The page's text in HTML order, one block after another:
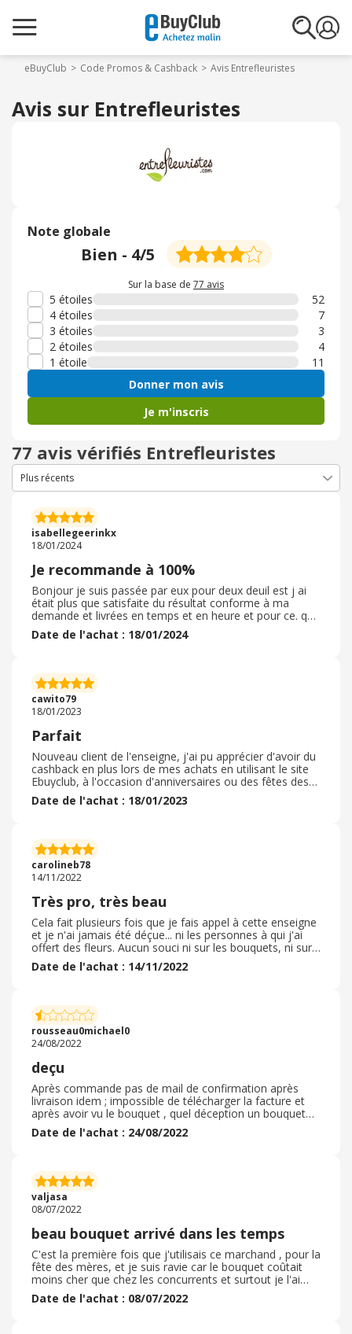
eBuyClub Code Promos & Cashback Avis Entrefleuristes
Avis sur Entrefleuristes
Note globale
Bien - 4/5
Sur la base de 77 avis
5 étoiles
52
4 étoiles
7
3 étoiles
3
2 étoiles
4
1 étoile
11
Donner mon avis
Je m'inscris
77 avis vérifiés Entrefleuristes
isabellegeerinkx
18/01/2024
Je recommande à 100%
Bonjour je suis passée par eux pour deux deuil est j ai
était plus que satisfaite du résultat conforme à ma
demande et livrées en temps et en heure et pour ce. qui
est du tarif il y a pour tout les. budgets j ai d'ailleurs
repassée une commande pour une autre occasion et
livraison se fait rapidement je n hesiterait pas à refaire
appel à leurs service Car il sont très competant dans
leurs proposition
Date de l'achat : 18/01/2024
cawito79
18/01/2023
Parfait
Nouveau client de l'enseigne, j'ai pu apprécier d'avoir du
cashback en plus lors de mes achats en utilisant le site
Ebuyclub, à l'occasion d'anniversaires ou des fêtes des
Mère et Grand-Mère. Le rapport qualité / prix y est
intéressant au gré des promotions couplées au
soigné et livraison dans le délai annoncé. Le suivi de
livraison par email est également correct ce qui rassure
l'utilisateur que je suis. Je n'ai jamais eu l'occasion de
contacter le SAV donc je suis un client satisfait de la
marque.
Date de l'achat : 18/01/2023
carolineb78
14/11/2022
Très pro, très beau
Cela fait plusieurs fois que je fais appel à cette enseigne
et je n'ai jamais été déçue... ni les personnes à qui j'ai
offert des fleurs. Aucun souci ni sur les bouquets, ni sur
la livraison. Et c'est appréciable et apprécié. Je
recommande et continuerai de commander sur ce site.
à mes demandes. Par ailleurs, Entrefleuristes soutient
des associations de lutte contre la maladie et / ou la
précarité et c'est donc en pus une petite bonne action
chaque fois que l'on passe commande!
Date de l'achat : 14/11/2022
rousseau0michael0
24/08/2022
deçu
Après commande pas de mail de confirmation après
livraison idem ; impossible de télécharger la facture et
après avoir vu le bouquet , quel déception un bouquet
tout petit loin de la photo présenté pourtant après avoir
sélectionné le modèle j ai choisi le modèle de gamme
fleurs présent sur leurs photo et que compte le nombre
de fleurs réellement dans le bouquet on est même pas a
la moitié
Date de l'achat : 24/08/2022
valjasa
08/07/2022
beau bouquet arrivé dans les temps
C'est la première fois que j'utilisais ce marchand , pour la
fête des mères, et je suis ravie car le bouquet coûtait
moins cher que chez les concurrents et surtout je l'ai
pris au dernier moment et il est quand même arrivé à
temps alors que j'étais hors délai pour le prestataire que
Date de l'achat : 08/07/2022